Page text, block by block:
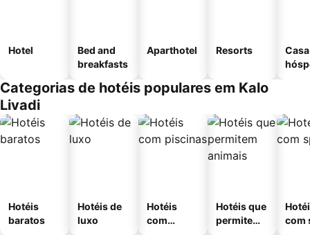
Hotel
Bed and
breakfasts
Aparthotel Resorts
Categorias de hotéis populares em Kalo
Livadi
Hotéis
baratos
Hotéis de
luxo
Hotéis
com
Hotéis que
permitem
com